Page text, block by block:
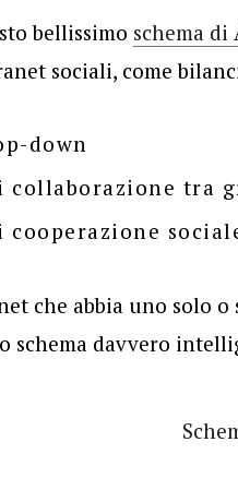
bellissimo schema di
sociali, come
down
collaborazione tra
cooperazione
che abbia uno solo
schema davvero